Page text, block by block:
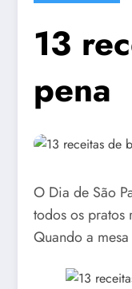
13
pena
O Dia de São
todos os pratos
Quando a